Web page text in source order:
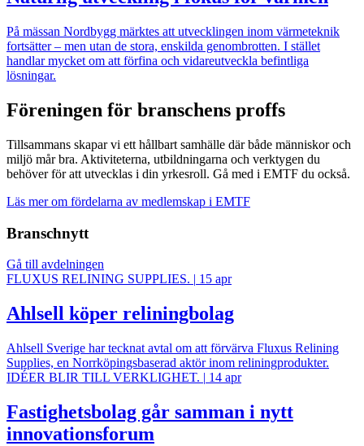
På mässan Nordbygg märktes att utvecklingen inom värmeteknik
fortsätter – men utan de stora, enskilda genombrotten. I stället
handlar mycket om att förfina och vidareutveckla befintliga
lösningar.
Föreningen för branschens proffs
Tillsammans skapar vi ett hållbart samhälle där både människor och
miljö mår bra. Aktiviteterna, utbildningarna och verktygen du
behöver för att utvecklas i din yrkesroll. Gå med i EMTF du också.
Läs mer om fördelarna av medlemskap i EMTF
Branschnytt
Gå till avdelningen
FLUXUS RELINING SUPPLIES. | 15 apr
Ahlsell köper reliningbolag
Ahlsell Sverige har tecknat avtal om att förvärva Fluxus Relining
Supplies, en Norrköpingsbaserad aktör inom reliningprodukter.
IDÉER BLIR TILL VERKLIGHET. | 14 apr
Fastighetsbolag går samman i nytt
innovationsforum